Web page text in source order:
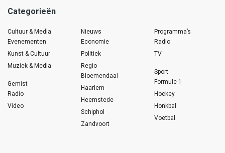
Categorieën
Cultuur & Media
Evenementen
Kunst & Cultuur
Muziek & Media
Gemist
Radio
Video
Nieuws
Economie
Politiek
Regio
Bloemendaal
Haarlem
Heemstede
Schiphol
Zandvoort
Programma’s
Radio
TV
Sport
Formule 1
Hockey
Honkbal
Voetbal